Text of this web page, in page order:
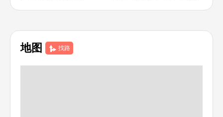
地图 找路